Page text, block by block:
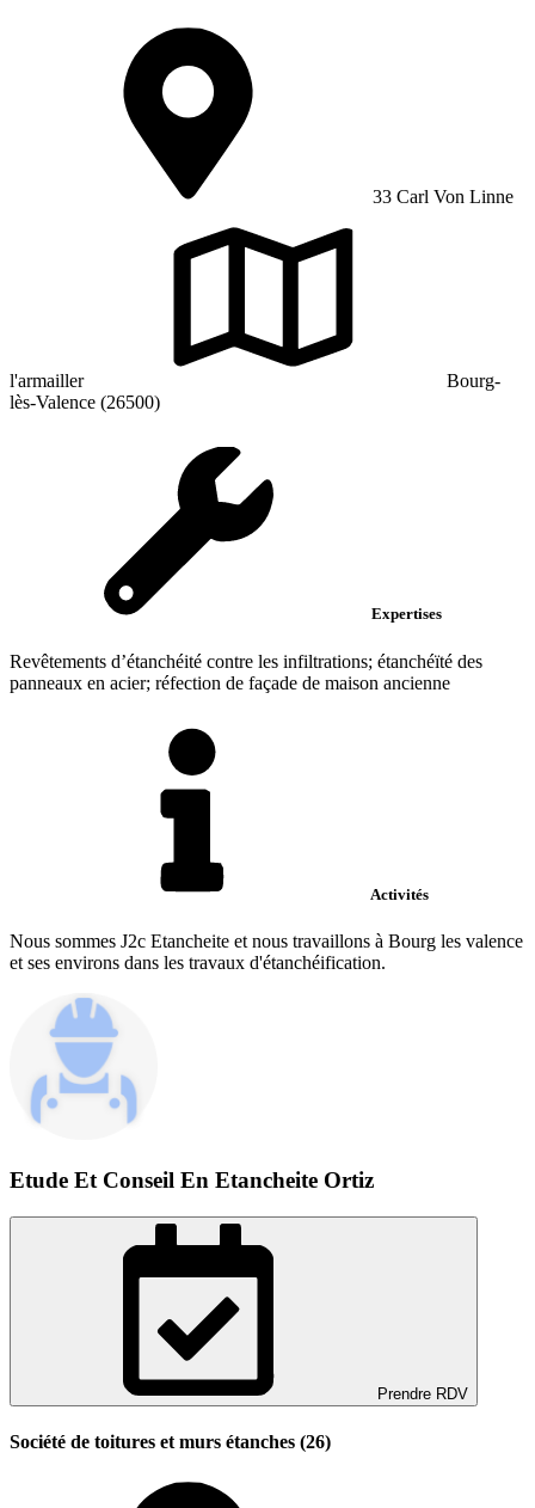
33 Carl Von Linne
l'armailler
Bourg-
lès-Valence (26500)
Expertises
Revêtements d’étanchéité contre les infiltrations; étanchéïté des
panneaux en acier; réfection de façade de maison ancienne
Activités
Nous sommes J2c Etancheite et nous travaillons à Bourg les valence
et ses environs dans les travaux d'étanchéification.
Etude Et Conseil En Etancheite Ortiz
Prendre RDV
Société de toitures et murs étanches (26)